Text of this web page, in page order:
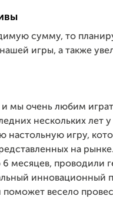
сумму, то
игры, а также
мы очень любим
нескольких лет
настольную игру,
на
месяцев, проводили
инновационный
весело